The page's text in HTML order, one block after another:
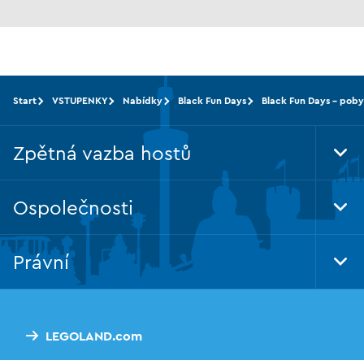
LEGOLAND.com
Start VSTUPENKY Nabídky Black Fun Days Black Fun Days –
Zpětná vazba hostů
Ospolečnosti
Právní